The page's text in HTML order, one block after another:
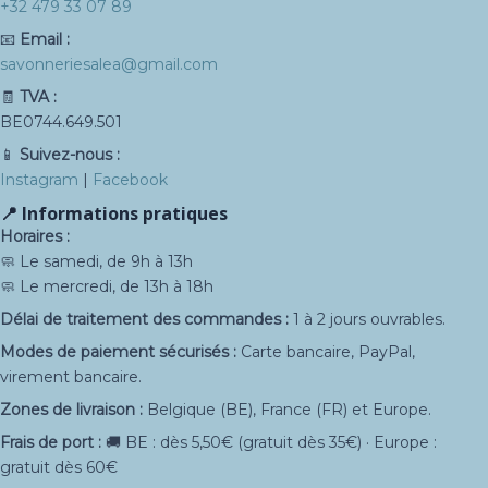
+32 479 33 07 89
📧 Email :
savonneriesalea@gmail.com
🧾 TVA :
BE0744.649.501
📱 Suivez-nous :
Instagram | Facebook
📍 Informations pratiques
Horaires :
🧼 Le samedi, de 9h à 13h
🧼 Le mercredi, de 13h à 18h
Délai de traitement des commandes : 1 à 2 jours ouvrables.
Modes de paiement sécurisés : Carte bancaire, PayPal,
virement bancaire.
Zones de livraison : Belgique (BE), France (FR) et Europe.
Frais de port : 🚚 BE : dès 5,50€ (gratuit dès 35€) · Europe :
gratuit dès 60€